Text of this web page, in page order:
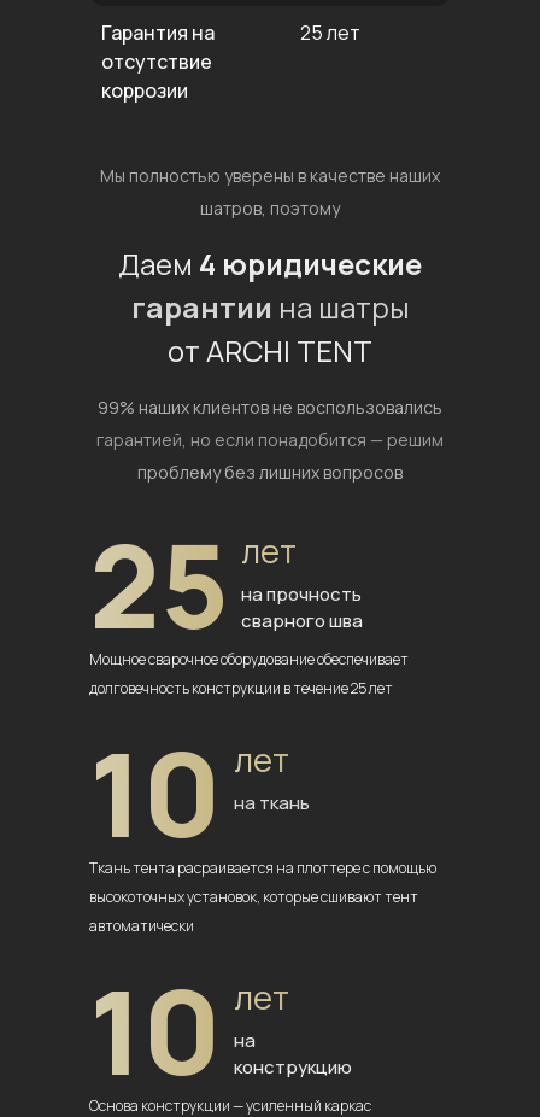
Гарантия на
отсутствие
коррозии
25 лет
Мы полностью уверены в качестве наших
шатров, поэтому
Даем 4 юридические
гарантии на шатры
от ARCHI TENT
99% наших клиентов не воспользовались
гарантией, но если понадобится — решим
проблему без лишних вопросов
25 лет
на прочность
сварного шва
Мощное сварочное оборудованиеобеспечивает
долговечностьконструкции в течение 25 лет
10 лет
на ткань
Ткань тента расраивается на плоттерес помощью
высокоточных установок, которые сшивают тент
автоматически
10 лет
на
конструкцию
Основа конструкции — усиленный каркас